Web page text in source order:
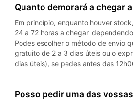
Quanto demorará a chegar
Em princípio, enquanto houver
24 a 72 horas a chegar,
Podes escolher o método de envio
gratuito de 2 a 3 dias úteis ou o
dias úteis), se pedes antes das
Posso pedir uma das